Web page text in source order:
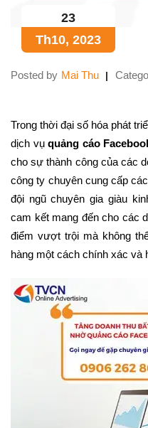
23
Th10, 2023
Posted by Mai Thu
Trong thời đại số hóa phát
dịch vụquảng cáo
cho sự thành công của các
công ty chuyên cung cấp
đội ngũ chuyên gia giàu
cam kết mang đến cho các
điểm vượt trội mà không
hàng một cách chính xác và